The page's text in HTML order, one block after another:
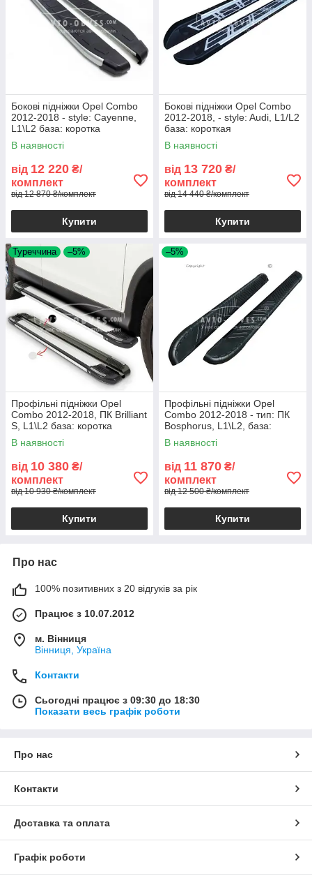
Бокові підніжки Opel Combo
2012-2018 - style: Cayenne,
L1\L2 база: коротка
В наявності
від 12 220 ₴/
комплект
від 12 870 ₴/комплект
Купити
Бокові підніжки Opel Combo
2012-2018, - style: Audi, L1/L2
база: короткая
В наявності
від 13 720 ₴/
комплект
від 14 440 ₴/комплект
Купити
Туреччина –5%
Профільні підніжки Opel
Combo 2012-2018, ПК Brilliant
S, L1\L2 база: коротка
В наявності
від 10 380 ₴/
комплект
від 10 930 ₴/комплект
Купити
–5%
Профільні підніжки Opel
Combo 2012-2018 - тип: ПК
Bosphorus, L1\L2, база:
коротка
В наявності
від 11 870 ₴/
комплект
від 12 500 ₴/комплект
Купити
Про нас
100% позитивних з 20 відгуків за рік
Працює з 10.07.2012
м. Вінниця
Вінниця, Україна
Контакти
Сьогодні працює з 09:30 до 18:30
Показати весь графік роботи
Про нас
Контакти
Доставка та оплата
Графік роботи